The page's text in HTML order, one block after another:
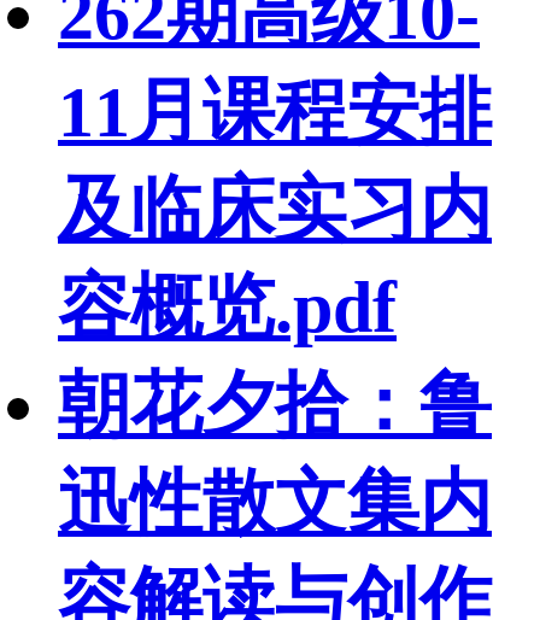
11月课程安排
及临床实习内
容概览.pdf
朝花夕拾：鲁
迅性散文集内
容解读与创作